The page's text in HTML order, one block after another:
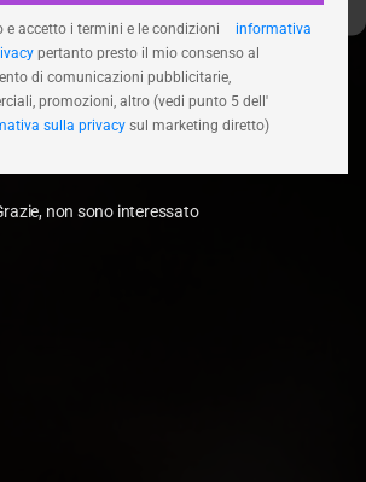
e accetto i termini e le condizioni
informativa
pertanto presto il mio consenso al
di comunicazioni pubblicitarie,
promozioni, altro (vedi punto 5 dell'
sulla privacy sul marketing diretto)
non sono interessato